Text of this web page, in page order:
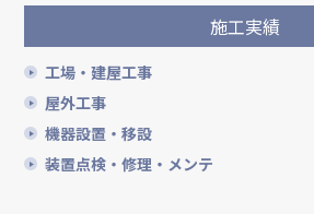
施工実績
工場・建屋工事
屋外工事
機器設置・移設
装置点検・修理・メンテ